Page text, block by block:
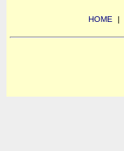
HOME |